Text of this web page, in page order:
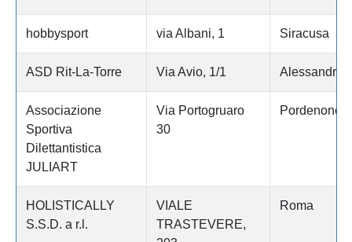
hobbysport via Albani, 1 Siracusa
ASD Rit-La-Torre Via Avio, 1/1 Alessandria
Associazione
Sportiva
Dilettantistica
JULIART
Via Portogruaro
30
Pordenone
HOLISTICALLY
S.S.D. a r.l.
VIALE
TRASTEVERE,
Roma